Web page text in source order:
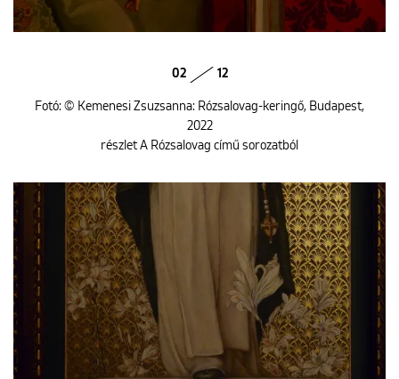
02 12
Fotó: © Kemenesi Zsuzsanna: Rózsalovag-keringő, Budapest,
2022
részlet A Rózsalovag című sorozatból